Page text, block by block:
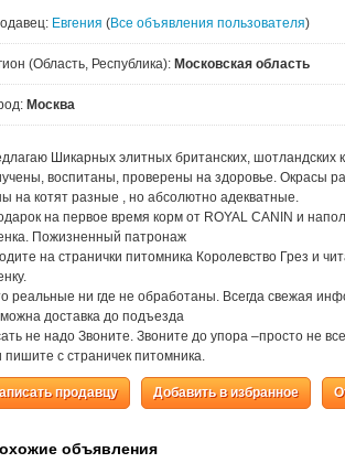
Евгения (Все объявления пользователя)
(Область, Республика): Московская область
Москва
Шикарных элитных британских, шотландских
воспитаны, проверены на здоровье. Окрасы
на котят разные , но абсолютно адекватные.
на первое время корм от ROYAL CANIN и
Пожизненный патронаж
на странички питомника Королевство Грез и
реальные ни где не обработаны. Всегда свежая
доставка до подъезда
не надо Звоните. Звоните до упора –просто не
пишите с страничек питомника.
продавцу Добавить в избранное
объявления